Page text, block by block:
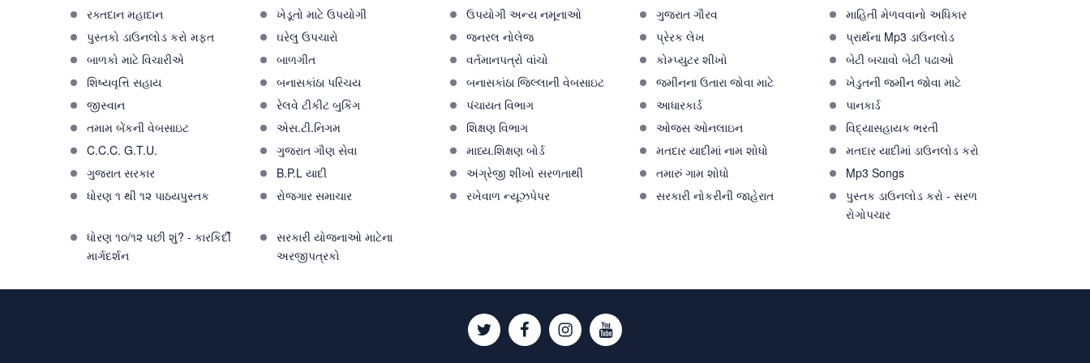
રક્તદાન મહાદાન ખેડૂતો માટે ઉપયોગી ઉપયોગી અન્ય નમૂનાઓ ગુજરાત ગૌરવ
માહિતી મેળવવાનો અધિકાર
પુસ્તકો ડાઉનલોડ કરો મફત
ઘરેલુ ઉપચારો જનરલ નોલેજ પ્રેરક લેખ
પ્રાર્થના Mp3 ડાઉનલોડ
બાળકો માટે વિચારીએ
બાળગીત વર્તમાનપત્રો વાંચો કોમ્પ્યુટર શીખો
બેટી બચાવો બેટી પઢાઓ
શિષ્યવૃત્તિ સહાય
બનાસકાંઠા પરિચય બનાસકાંઠા જિલ્લાની વેબસાઇટ જમીનના ઉતારા જોવા માટે
ખેડુતની જમીન જોવા માટે
જીસ્વાન
રેલવે ટીકીટ બુકિંગ પંચાયત વિભાગ આધારકાર્ડ
પાનકાર્ડ
તમામ બેંકની વેબસાઇટ
એસ.ટી.નિગમ શિક્ષણ વિભાગ ઓજસ ઓનલાઇન
વિદ્યાસહાયક ભરતી
C.C.C. G.T.U.
ગુજરાત ગૌણ સેવા માધ્ય.શિક્ષણ બોર્ડ મતદાર યાદીમાં નામ શોધો
મતદાર યાદીમાં ડાઉનલોડ કરો
ગુજરાત સરકાર
B.P.L યાદી અંગ્રેજી શીખો સરળતાથી તમારું ગામ શોધો
Mp3 Songs
ધોરણ ૧ થી ૧૨ પાઠયપુસ્તક
રોજગાર સમાચાર રખેવાળ ન્યૂઝપેપર સરકારી નોકરીની જાહેરાત
પુસ્તક ડાઉનલોડ કરો - સરળ
રોગોપચાર
ધોરણ ૧૦/૧૨ પછી શું? - કારકિર્દી
માર્ગદર્શન
સરકારી યોજનાઓ માટેના
અરજીપત્રકો
Twitter FacebookInstagramYoutube